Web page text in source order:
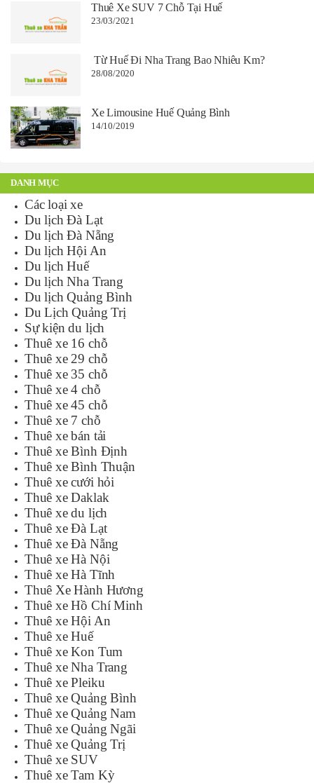
Thuê Xe SUV 7 Chỗ Tại Huế
23/03/2021
Từ Huế Đi Nha Trang Bao Nhiêu Km?
28/08/2020
Xe Limousine Huế Quảng Bình
14/10/2019
DANH MỤC
Các loại xe
Du lịch Đà Lạt
Du lịch Đà Nẵng
Du lịch Hội An
Du lịch Huế
Du lịch Nha Trang
Du lịch Quảng Bình
Du Lịch Quảng Trị
Sự kiện du lịch
Thuê xe 16 chỗ
Thuê xe 29 chỗ
Thuê xe 35 chỗ
Thuê xe 4 chỗ
Thuê xe 45 chỗ
Thuê xe 7 chỗ
Thuê xe bán tải
Thuê xe Bình Định
Thuê xe Bình Thuận
Thuê xe cưới hỏi
Thuê xe Daklak
Thuê xe du lịch
Thuê xe Đà Lạt
Thuê xe Đà Nẵng
Thuê xe Hà Nội
Thuê xe Hà Tĩnh
Thuê Xe Hành Hương
Thuê xe Hồ Chí Minh
Thuê xe Hội An
Thuê xe Huế
Thuê xe Kon Tum
Thuê xe Nha Trang
Thuê xe Pleiku
Thuê xe Quảng Bình
Thuê xe Quảng Nam
Thuê xe Quảng Ngãi
Thuê xe Quảng Trị
Thuê xe SUV
Thuê xe Tam Kỳ